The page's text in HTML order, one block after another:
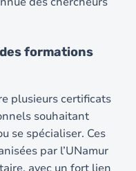
formations
plusieurs certificats
souhaitant
se spécialiser. Ces
par l’UNamur